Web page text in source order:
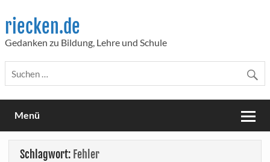
content
riecken.de
Gedanken zu Bildung, Lehre und Schule
Menü
Schlagwort: Fehler